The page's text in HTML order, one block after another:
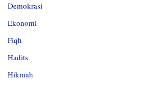
Demokrasi
Ekonomi
Fiqh
Hadits
Hikmah